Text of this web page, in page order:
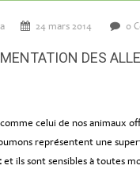
24 mars 2014 0
DES
celui de nos animaux
représentent une
et ils sont sensibles à toutes